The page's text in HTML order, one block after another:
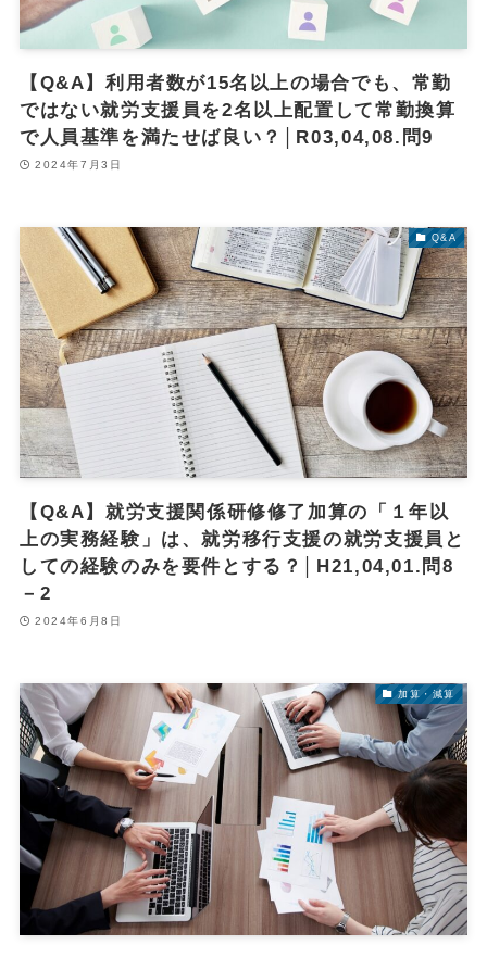
【Q&A】利用者数が15名以上の場合でも、常勤
ではない就労支援員を2名以上配置して常勤換算
で人員基準を満たせば良い？│R03,04,08.問9
2024年7月3日
Q&A
【Q&A】就労支援関係研修修了加算の「１年以
上の実務経験」は、就労移行支援の就労支援員と
しての経験のみを要件とする？│H21,04,01.問8
－2
2024年6月8日
加算・減算